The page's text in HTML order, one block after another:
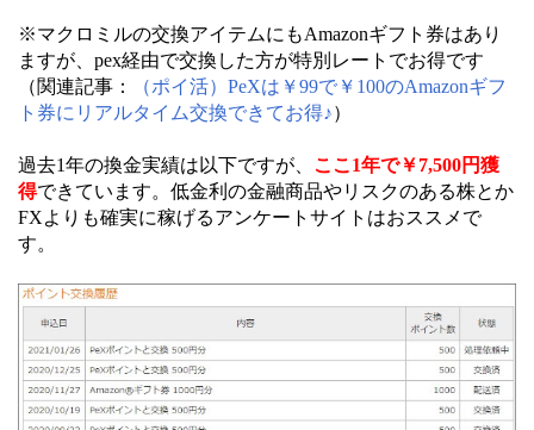
※マクロミルの交換アイテムにもAmazonギフト券はあり
ますが、pex経由で交換した方が特別レートでお得です
（関連記事：
（ポイ活）PeXは￥99で￥100のAmazonギフ
ト券にリアルタイム交換できてお得♪）
過去1年の換金実績は以下ですが、 ここ1年で￥7,500円獲
得できています。低金利の金融商品やリスクのある株とか
FXよりも確実に稼げるアンケートサイトはおススメで
す。